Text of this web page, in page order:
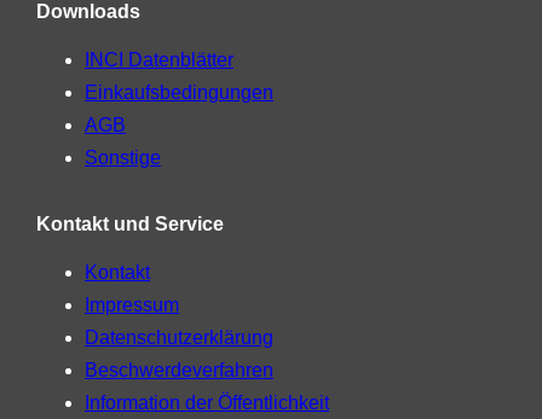
Downloads
INCI Datenblätter
Einkaufsbedingungen
AGB
Sonstige
Kontakt und Service
Kontakt
Impressum
Datenschutzerklärung
Beschwerdeverfahren
Information der Öffentlichkeit